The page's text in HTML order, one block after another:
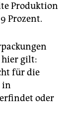
Produktion
Prozent.
hier gilt:
für die
in
oder